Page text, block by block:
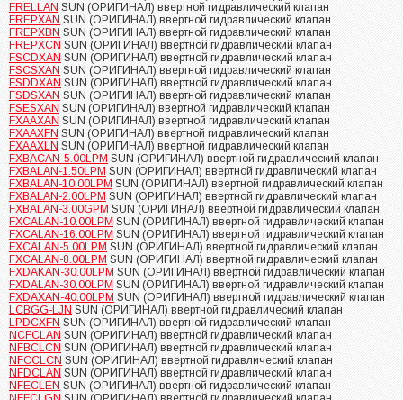
FRELLAN SUN (ОРИГИНАЛ) ввертной гидравлический клапан
FREPXAN SUN (ОРИГИНАЛ) ввертной гидравлический клапан
FREPXBN SUN (ОРИГИНАЛ) ввертной гидравлический клапан
FREPXCN SUN (ОРИГИНАЛ) ввертной гидравлический клапан
FSCDXAN SUN (ОРИГИНАЛ) ввертной гидравлический клапан
FSCSXAN SUN (ОРИГИНАЛ) ввертной гидравлический клапан
FSDDXAN SUN (ОРИГИНАЛ) ввертной гидравлический клапан
FSDSXAN SUN (ОРИГИНАЛ) ввертной гидравлический клапан
FSESXAN SUN (ОРИГИНАЛ) ввертной гидравлический клапан
FXAAXAN SUN (ОРИГИНАЛ) ввертной гидравлический клапан
FXAAXFN SUN (ОРИГИНАЛ) ввертной гидравлический клапан
FXAAXLN SUN (ОРИГИНАЛ) ввертной гидравлический клапан
FXBACAN-5.00LPM SUN (ОРИГИНАЛ) ввертной гидравлический клапан
FXBALAN-1.50LPM SUN (ОРИГИНАЛ) ввертной гидравлический клапан
FXBALAN-10.00LPM SUN (ОРИГИНАЛ) ввертной гидравлический клапан
FXBALAN-2.00LPM SUN (ОРИГИНАЛ) ввертной гидравлический клапан
FXBALAN-3.00GPM SUN (ОРИГИНАЛ) ввертной гидравлический клапан
FXCALAN-10.00LPM SUN (ОРИГИНАЛ) ввертной гидравлический клапан
FXCALAN-16.00LPM SUN (ОРИГИНАЛ) ввертной гидравлический клапан
FXCALAN-5.00LPM SUN (ОРИГИНАЛ) ввертной гидравлический клапан
FXCALAN-8.00LPM SUN (ОРИГИНАЛ) ввертной гидравлический клапан
FXDAKAN-30.00LPM SUN (ОРИГИНАЛ) ввертной гидравлический клапан
FXDALAN-30.00LPM SUN (ОРИГИНАЛ) ввертной гидравлический клапан
FXDAXAN-40.00LPM SUN (ОРИГИНАЛ) ввертной гидравлический клапан
LCBGG-LJN SUN (ОРИГИНАЛ) ввертной гидравлический клапан
LPDCXFN SUN (ОРИГИНАЛ) ввертной гидравлический клапан
NCFCLAN SUN (ОРИГИНАЛ) ввертной гидравлический клапан
NFBCLCN SUN (ОРИГИНАЛ) ввертной гидравлический клапан
NFCCLCN SUN (ОРИГИНАЛ) ввертной гидравлический клапан
NFDCLAN SUN (ОРИГИНАЛ) ввертной гидравлический клапан
NFECLEN SUN (ОРИГИНАЛ) ввертной гидравлический клапан